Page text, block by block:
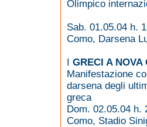
Olimpico
Sab. 01.05.04 h.
Como, Darsena
I GRECI A NOVA
Manifestazione
darsena degli
greca
Dom. 02.05.04 h.
Como, Stadio